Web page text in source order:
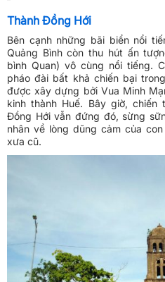
Thành Đồng Hới
Bên cạnh những bãi biển nổi
Quảng Bình còn thu hút ấn
bình Quan) vô cùng nổi tiếng.
pháo đài bất khả chiến bại
được xây dựng bởi Vua Minh
kinh thành Huế. Bây giờ,
Đồng Hới vẫn đứng đó, sừng
nhân về lòng dũng cảm của
xưa cũ.